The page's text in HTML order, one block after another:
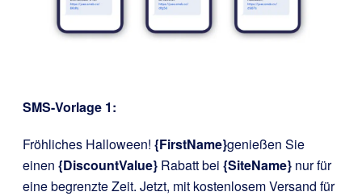
SMS-Vorlage 1:
Fröhliches Halloween! {FirstName}genießen Sie
einen {DiscountValue} Rabatt bei {SiteName} nur für
eine begrenzte Zeit. Jetzt, mit kostenlosem Versand für